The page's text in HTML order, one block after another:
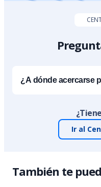
¿A dónde acercarse
Ir al
También te